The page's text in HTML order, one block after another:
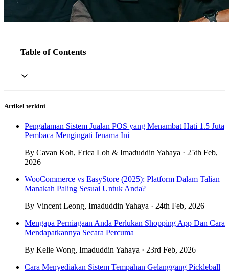
Table of Contents
Artikel terkini
Pengalaman Sistem Jualan POS yang Menambat Hati 1.5 Juta
Pembaca Mengingati Jenama Ini
By Cavan Koh, Erica Loh & Imaduddin Yahaya · 25th Feb,
2026
WooCommerce vs EasyStore (2025): Platform Dalam Talian
Manakah Paling Sesuai Untuk Anda?
By Vincent Leong, Imaduddin Yahaya · 24th Feb, 2026
Mengapa Perniagaan Anda Perlukan Shopping App Dan Cara
Mendapatkannya Secara Percuma
By Kelie Wong, Imaduddin Yahaya · 23rd Feb, 2026
Cara Menyediakan Sistem Tempahan Gelanggang Pickleball